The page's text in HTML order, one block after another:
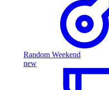
Random Weekend
new